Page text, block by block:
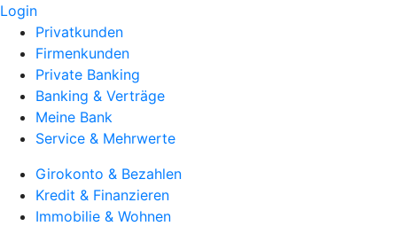
Login
Privatkunden
Firmenkunden
Private Banking
Banking & Verträge
Meine Bank
Service & Mehrwerte
Girokonto & Bezahlen
Kredit & Finanzieren
Immobilie & Wohnen